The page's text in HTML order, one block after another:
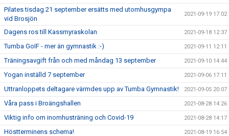
Pilates tisdag 21 september ersätts med utomhusgympa
vid Brosjön
2021-09-19 17:02
Dagens ros till Kassmyraskolan 2021-09-18 12:37
Tumba GoIF - mer än gymnastik :-) 2021-09-11 12:11
Träningsavgift från och med måndag 13 september 2021-09-10 14:44
Yogan inställd 7 september 2021-09-06 17:11
Uttranloppets deltagare värmdes upp av Tumba Gymnastik! 2021-09-05 20:07
Våra pass i Broängshallen 2021-08-28 14:26
Viktig info om inomhusträning och Covid-19 2021-08-28 14:17
Höstterminens schema! 2021-08-19 16:54